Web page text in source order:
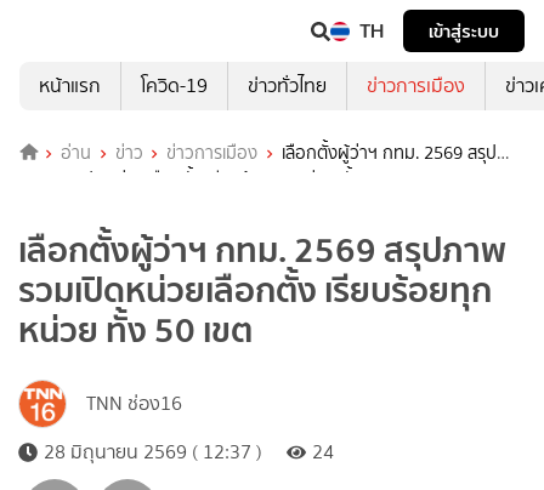
TH
เข้าสู่ระบบ
หน้าแรก
โควิด-19 ข่าวทั่วไทย ข่าวการเมือง ข่าว
อ่าน ข่าว ข่าวการเมือง
เลือกตั้งผู้ว่าฯ กทม. 2569 สรุป
ภาพรวมเปิดหน่วยเลือกตั้ง เรียบร้อยทุกหน่วย ทั้ง 50 เขต
เลือกตั้งผู้ว่าฯ กทม. 2569 สรุปภาพ
รวมเปิดหน่วยเลือกตั้ง เรียบร้อยทุก
หน่วย ทั้ง 50 เขต
TNN ช่อง16
28 มิถุนายน 2569 ( 12:37 )
24